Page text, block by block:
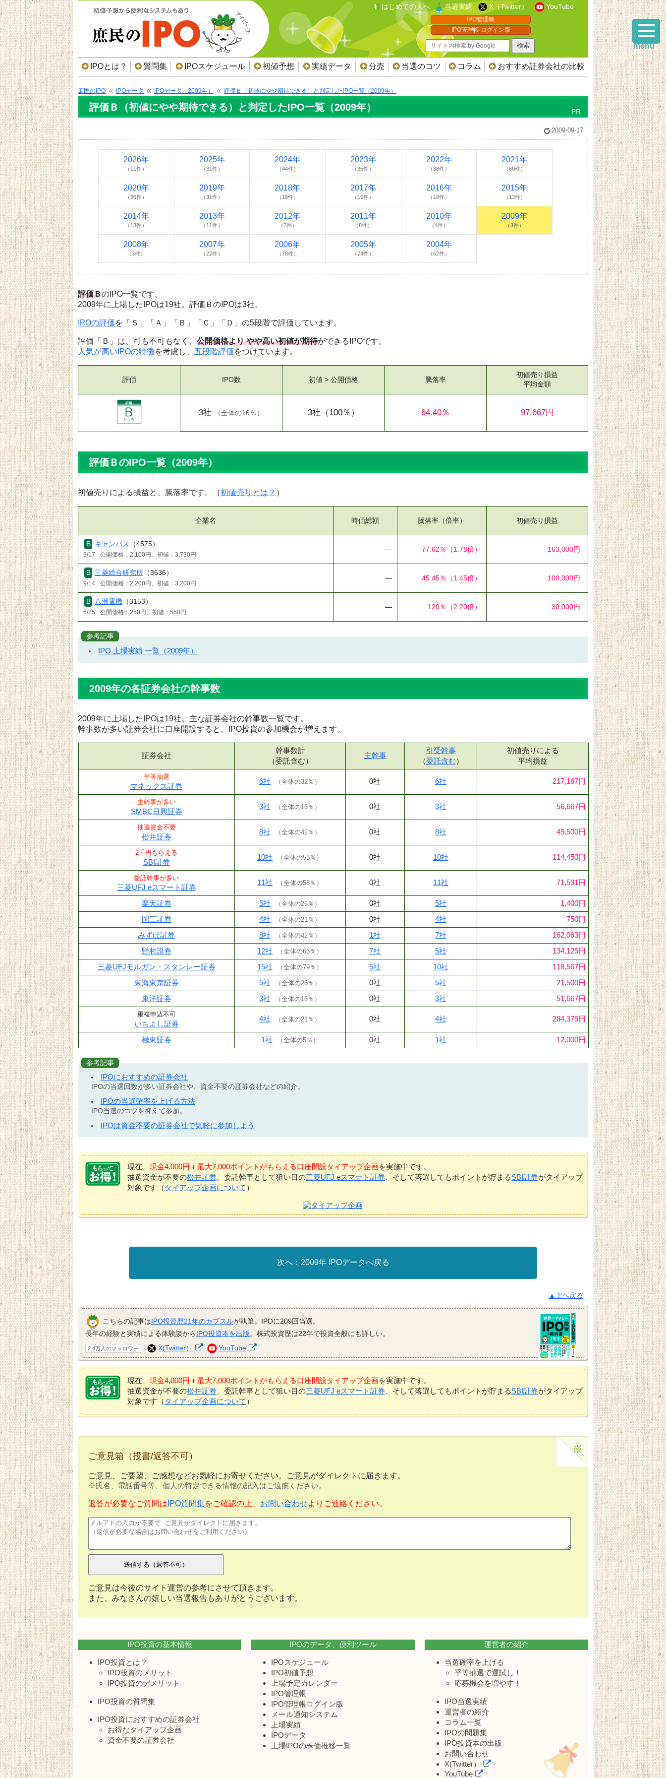
はじめての人へ 当選実績 X（Twitter） YouTube
IPO管理帳
IPO管理帳 ログイン版
IPOとは？ 質問集 IPOスケジュール 初値予想 実績データ 分売 当選のコツ コラム おすすめ証券会社の比較
庶民のIPO IPOデータ IPOデータ（2009年） 評価Ｂ（初値にやや期待できる）と判定したIPO一覧（2009年）
評価Ｂ（初値にやや期待できる）と判定したIPO一覧（2009年）
2009-09-17
2026年
（11件）
2025年
（31件）
2024年
（44件）
2023年
（35件）
2022年
（38件）
2021年
（60件）
2020年
（36件）
2019年
（31件）
2018年
（16件）
2017年
（16件）
2016年
（18件）
2015年
（13件）
2014年
（13件）
2013年
（11件）
2012年
（7件）
2011年
（8件）
2010年
（4件）
2009年
（3件）
2008年
（3件）
2007年
（27件）
2006年
（78件）
2005年
（74件）
2004年
（62件）
評価ＢのIPO一覧です。
2009年に上場したIPOは19社。評価ＢのIPOは3社。
IPOの評価を「Ｓ」「Ａ」「Ｂ」「Ｃ」「Ｄ」の5段階で評価しています。
評価「Ｂ」は、可も不可もなく、 公開価格より やや高い初値が期待ができるIPOです。
人気が高いIPOの特徴を考慮し、 五段階評価をつけています。
評価 IPO数
3社 （全体の16％ ）
初値 > 公開価格
3社 （100％）
騰落率
64.40％
初値売り損益
平均金額
97,667円
評価ＢのIPO一覧（2009年）
初値売りによる損益と、騰落率です。（初値売りとは？ ）
企業名 時価総額 騰落率（倍率） 初値売り損益
キャンバス （4575）
9/17 公開価格：2,100円、初値：3,730円
― 77.62％ （1.78倍） 163,000円
三菱総合研究所 （3636）
9/14 公開価格：2,200円、初値：3,200円
― 45.45％ （1.45倍） 100,000円
八洲電機 （3153）
6/25 公開価格：250円、初値：550円
― 120％ （2.20倍） 30,000円
参考記事
IPO 上場実績 一覧（2009年）
2009年の各証券会社の幹事数
2009年に上場したIPOは19社。主な証券会社の幹事数一覧です。
幹事数が多い証券会社に口座開設すると、IPO投資の参加機会が増えます。
証券会社
幹事数計
（委託含む）
主幹事
引受幹事
（委託含む）
初値売りによる
平均損益
平等抽選
マネックス証券
6社 （全体の32％ ） 0社 6社 217,167円
主幹事が多い
SMBC日興証券
3社 （全体の16％ ） 0社 3社 56,667円
抽選資金不要
松井証券
8社 （全体の42％ ） 0社 8社 49,500円
2千円もらえる
SBI証券
10社 （全体の53％ ） 0社 10社 114,450円
委託幹事が多い
三菱UFJ eスマート証券
11社 （全体の58％ ） 0社 11社 71,591円
楽天証券 5社 （全体の26％ ） 0社 5社
1,400円
岡三証券
4社 （全体の21％ ） 0社 4社
750円
みずほ証券
8社 （全体の42％ ） 1社 7社
162,063円
野村證券
12社 （全体の63％ ） 7社 5社
134,125円
三菱UFJモルガン・スタンレー証券
15社 （全体の79％ ） 5社 10社
118,567円
東海東京証券
5社 （全体の26％ ） 0社 5社
21,500円
東洋証券
3社 （全体の16％ ） 0社 3社 51,667円
重複申込不可
いちよし証券
4社 （全体の21％ ） 0社 4社 284,375円
極東証券 1社 （全体の5％ ） 0社 1社 12,000円
参考記事
IPOにおすすめの証券会社
IPOの当選回数が多い証券会社や、資金不要の証券会社などの紹介。
IPOの当選確率を上げる方法
IPO当選のコツを抑えて参加。
IPOは資金不要の証券会社で気軽に参加しよう
現在、 現金4,000円＋最大7,000ポイントがもらえる口座開設タイアップ企画を実施中です。
抽選資金が不要の松井証券 、委託幹事として狙い目の三菱UFJ eスマート証券 、そして落選してもポイントが貯まるSBI証券がタイアップ
対象です（ タイアップ企画について ）
2009年 IPOデータへ戻る
▲上へ戻る
こちらの記事はIPO投資歴21年のカブスルが執筆。IPOに209回当選。
長年の経験と実績による体験談からIPO投資本を出版。株式投資歴は22年で投資全般にも詳しい。
2.4万人のフォロワー X(Twitter） YouTube
現在、 現金4,000円＋最大7,000ポイントがもらえる口座開設タイアップ企画を実施中です。
抽選資金が不要の松井証券 、委託幹事として狙い目の三菱UFJ eスマート証券 、そして落選してもポイントが貯まるSBI証券がタイアップ
対象です（ タイアップ企画について ）
ご意見箱（投書/返答不可）
ご意見、ご要望、ご感想などお気軽にお寄せください。ご意見がダイレクトに届きます。
※氏名、電話番号等、個人の特定できる情報の記入はご遠慮ください。
返答が必要なご質問は IPO質問集をご確認の上、 お問い合わせよりご連絡ください。
ご意見は今後のサイト運営の参考にさせて頂きます。
また、みなさんの嬉しい当選報告もありがとうございます。
IPO投資の基本情報
IPO投資とは？
IPO投資のメリット
IPO投資のデメリット
IPO投資の質問集
IPO投資におすすめの証券会社
お得なタイアップ企画
資金不要の証券会社
IPOのデータ、便利ツール
IPOスケジュール
IPO初値予想
上場予定カレンダー
IPO管理帳
IPO管理帳ログイン版
メール通知システム
上場実績
IPOデータ
上場IPOの株価推移一覧
運営者の紹介
当選確率を上げる
平等抽選で運試し！
応募機会を増やす！
IPO当選実績
運営者の紹介
コラム一覧
IPOの問題集
IPO投資本の出版
お問い合わせ
X(Twitter）
YouTube
menu